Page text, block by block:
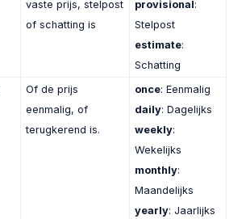
vaste prijs, stelpost
of schatting is
provisional:
Stelpost
estimate:
Schatting
Of de prijs
eenmalig, of
terugkerend is.
once: Eenmalig
daily: Dagelijks
weekly:
Wekelijks
monthly:
Maandelijks
yearly: Jaarlijks